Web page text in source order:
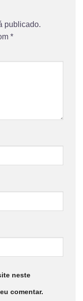
publicado.
*
neste
comentar.